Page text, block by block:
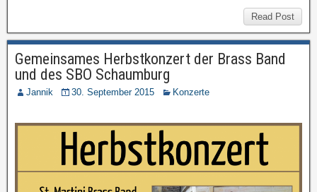
Read Post
Gemeinsames Herbstkonzert der Brass Band
und des SBO Schaumburg
Jannik 30. September 2015 Konzerte